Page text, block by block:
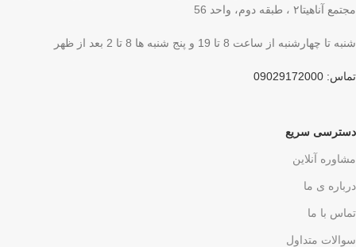
مجتمع آناهیتا۲ ، طبقه دوم، واحد 56
شنبه تا چهارشنبه از ساعت 8 تا 19 و پنج شنبه ها 8 تا 2 بعد از ظهر
تماس: 09029172000
دسترسی سریع
مشاوره آنلاین
درباره ی ما
تماس با ما
سوالات متداول